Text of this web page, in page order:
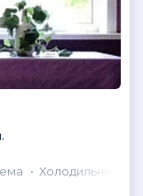
Холодильник в